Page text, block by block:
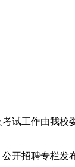
试工作由我
公开招聘专栏发